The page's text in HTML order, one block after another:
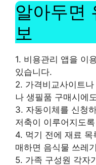
알아두면
보
1. 비용관리 앱을 이
있습니다.
2. 가격비교사이트
나 생필품 구매시에
3. 자동이체를 신청
저축이 이루어지도
4. 먹기 전에 재료
매하면 음식물 쓰레
5. 가족 구성원 각자